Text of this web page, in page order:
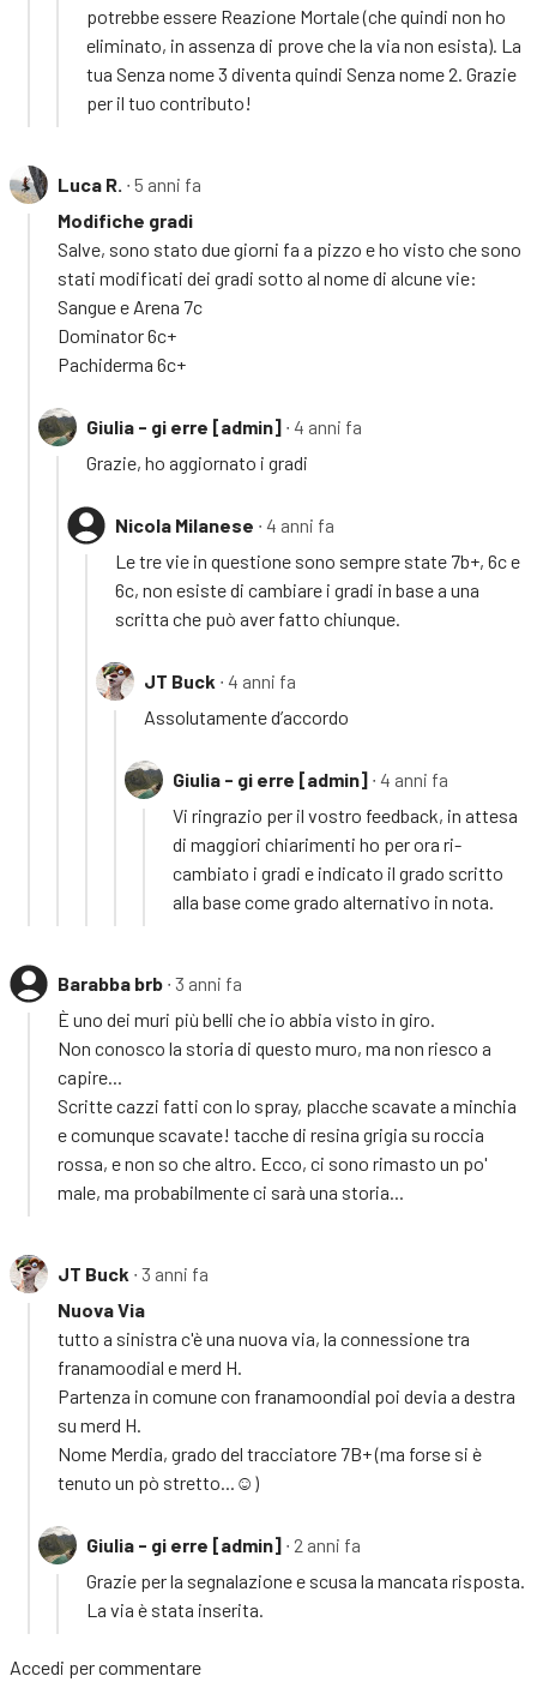
potrebbe essere Reazione Mortale (che quindi non ho
eliminato, in assenza di prove che la via non esista). La
tua Senza nome 3 diventa quindi Senza nome 2. Grazie
per il tuo contributo!
Luca R. ∙ 5 anni fa
Modifiche gradi
Salve, sono stato due giorni fa a pizzo e ho visto che sono
stati modificati dei gradi sotto al nome di alcune vie:
Sangue e Arena 7c
Dominator 6c+
Pachiderma 6c+
Giulia - gi erre [admin] ∙ 4 anni fa
Grazie, ho aggiornato i gradi
Nicola Milanese ∙ 4 anni fa
Le tre vie in questione sono sempre state 7b+, 6c e
6c, non esiste di cambiare i gradi in base a una
scritta che può aver fatto chiunque.
JT Buck ∙ 4 anni fa
Assolutamente d’accordo
Giulia - gi erre [admin] ∙ 4 anni fa
Vi ringrazio per il vostro feedback, in attesa
di maggiori chiarimenti ho per ora ri-
cambiato i gradi e indicato il grado scritto
alla base come grado alternativo in nota.
Barabba brb ∙ 3 anni fa
È uno dei muri più belli che io abbia visto in giro.
Non conosco la storia di questo muro, ma non riesco a
capire...
Scritte cazzi fatti con lo spray, placche scavate a minchia
e comunque scavate! tacche di resina grigia su roccia
rossa, e non so che altro. Ecco, ci sono rimasto un po'
male, ma probabilmente ci sarà una storia...
JT Buck ∙ 3 anni fa
Nuova Via
tutto a sinistra c'è una nuova via, la connessione tra
franamoodial e merd H.
Partenza in comune con franamoondial poi devia a destra
su merd H.
Nome Merdia, grado del tracciatore 7B+ (ma forse si è
tenuto un pò stretto...☺)
Giulia - gi erre [admin] ∙ 2 anni fa
Grazie per la segnalazione e scusa la mancata risposta.
La via è stata inserita.
Accedi per commentare